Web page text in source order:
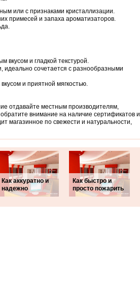
или с признаками кристаллизации.
примесей и запаха ароматизаторов.
вкусом и гладкой текстурой.
идеально сочетается с разнообразными
и приятной мягкостью.
отдавайте местным производителям,
внимание на наличие сертификатов и
магазинное по свежести и натуральности,
Как аккуратно и
надежно
Как быстро и
просто пожарить